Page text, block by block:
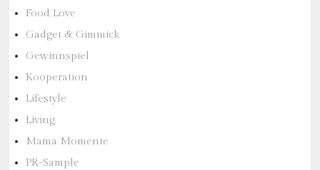
Food Love
Gadget & Gimmick
Gewinnspiel
Kooperation
Lifestyle
Living
Mama Momente
PR-Sample